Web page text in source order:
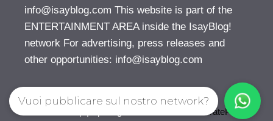
info@isayblog.com This website is part of the
ENTERTAINMENT AREA inside the IsayBlog!
network For advertising, press releases and
other opportunities: info@isayblog.com
GeneratePress
Vuoi pubblicare sul nostro network?